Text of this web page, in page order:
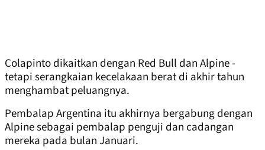
Colapinto dikaitkan dengan Red Bull dan Alpine -
tetapi serangkaian kecelakaan berat di akhir tahun
menghambat peluangnya.
Pembalap Argentina itu akhirnya bergabung dengan
Alpine sebagai pembalap penguji dan cadangan
mereka pada bulan Januari.